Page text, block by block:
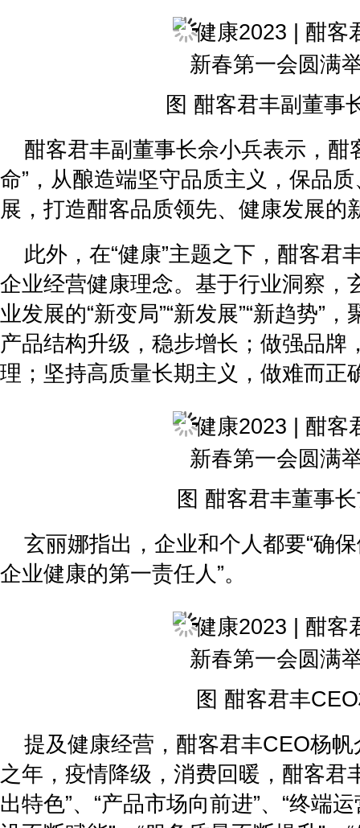
图 酣客君丰副董事
酣客君丰副董事长佘小兵表示，酣
命”，从酿造端坚守品质主义，保品
展，打造酣客品质领先、健康发展的
此外，在“健康”主题之下，酣客君
企业经营健康理念。基于行业洞察，
业发展的“新变局”“新发展”“新趋势”
产品结构升级，稳步增长；做强品牌
理；坚持高质量长期主义，做难而正
图 酣客君丰董事
玄丽娜指出，企业和个人都要“确
企业健康的第一责任人”。
图 酣客君丰
提及健康经营，酣客君丰CEO杨
之年，疫情降级，消费回暖，酣客君
出特色”、“产品市场向前进”、“终端